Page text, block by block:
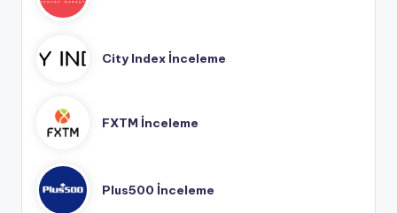
City Index İnceleme
FXTM İnceleme
Plus500 İnceleme